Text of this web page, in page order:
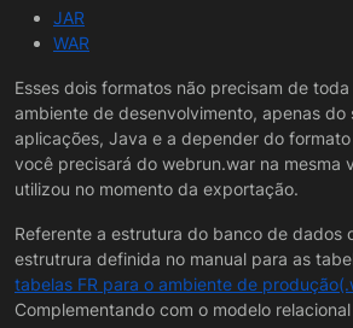
estrutura? Por onde vocês fazem
pelo Maker ou pelo manager do
vocês usam? Estamos um pouco
decidir qual é a melhor forma. Já
servidor de homologação, mas
rodamos o instalador do Maker, e
ups do banco de
Postgres. Nesse caso agora, que
banco SQL server, estamos com
JAR
WAR
Esses dois formatos não precisam de
ambiente de desenvolvimento, apenas do
aplicações, Java e a depender do
você precisará do webrun.war na mesma
utilizou no momento da exportação.
Referente a estrutura do banco de dados
estrutrura definida no manual para as
tabelas FR para o ambiente de
Complementando com o modelo